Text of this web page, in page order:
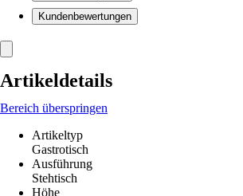
Kundenbewertungen
Artikeldetails
Bereich überspringen
Artikeltyp
Gastrotisch
Ausführung
Stehtisch
Höhe